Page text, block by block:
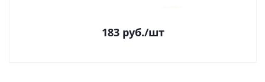
183руб./шт